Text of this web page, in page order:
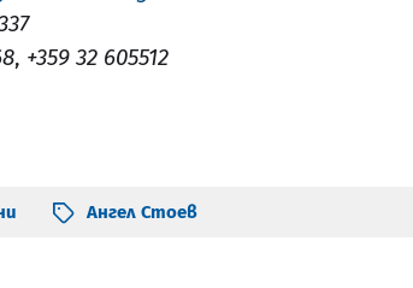
, +359 32 605512
Ангел Стоев